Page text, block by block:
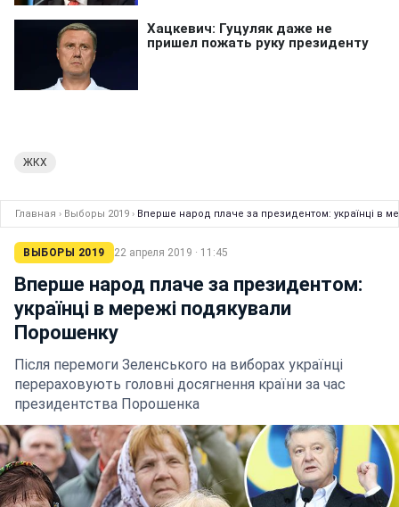
ЖКХ
Главная › Выборы 2019 › Вперше народ плаче за президентом: українці в
ВЫБОРЫ 2019 22 апреля 2019 · 11:45
Вперше народ плаче за президентом:
українці в мережі подякували
Порошенку
Після перемоги Зеленського на виборах українці
перераховують головні досягнення країни за час
президентства Порошенка